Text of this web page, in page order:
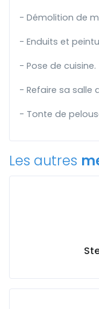
- Démolition de
- Enduits et
- Pose de cuisine.
- Refaire sa salle
- Tonte de
Les autres